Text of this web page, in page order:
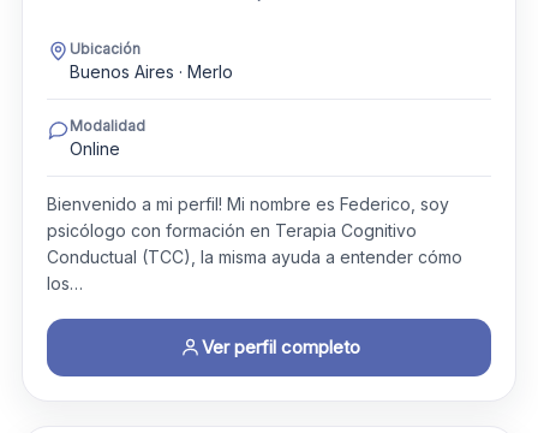
Ubicación
Buenos Aires · Merlo
Modalidad
Online
Bienvenido a mi perfil! Mi nombre es Federico, soy
psicólogo con formación en Terapia Cognitivo
Conductual (TCC), la misma ayuda a entender cómo
los…
Ver perfil completo